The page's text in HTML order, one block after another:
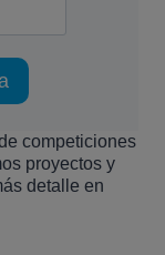
competiciones
proyectos y
detalle en